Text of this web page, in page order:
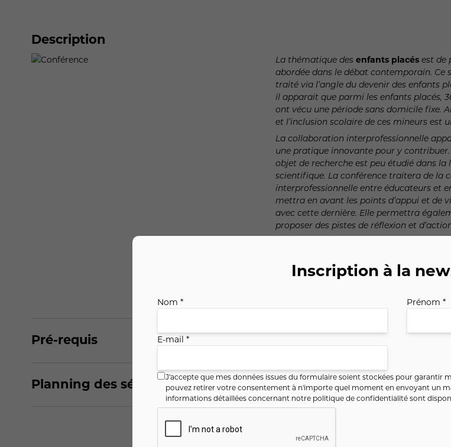
Description
La thématique desenfants placésest de
abordée dans le débat contemporain. Ce
traité via l’angle du devenir des enfants
il apparait que parmi les enfants placés,
ont vécu une période sans domicile fixe.
et l’inclusion scolaire de ces mineurs est
La collaboration interprofessionnelle
une pratique innovante pour y
objet de recherche est peu étudié dans
scientifique. La conférence traitera de la
interprofessionnelle entre éducateurs et
mettra en avant les points d’appui et de
avec cette dernière. Elle permettra
proposer des pistes de réflexion et
psychologie de l'éducation à l'Université
Pré-requis
Planning des séances
Inscription à la
Nom * Prénom *
E-mail *
J'accepte que mes données issues du formulaire soient stockées pour garantir
pouvez retirer votre consentement à n'importe quel moment en envoyant un
informations détaillées concernant notre politique de confidentialité sont